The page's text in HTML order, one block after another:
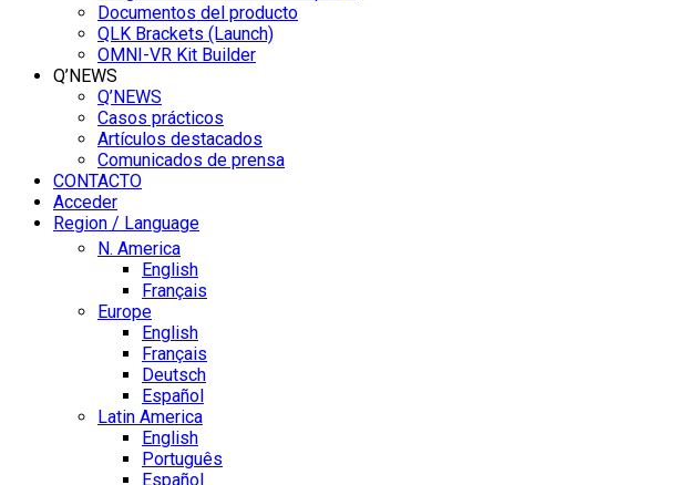
Documentos del producto
QLK Brackets (Launch)
OMNI-VR Kit Builder
Q’NEWS
Q’NEWS
Casos prácticos
Artículos destacados
Comunicados de prensa
CONTACTO
Acceder
Region / Language
N. America
English
Français
Europe
English
Français
Deutsch
Español
Latin America
English
Português
Español